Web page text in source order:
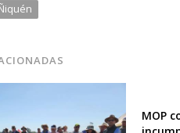
MOP